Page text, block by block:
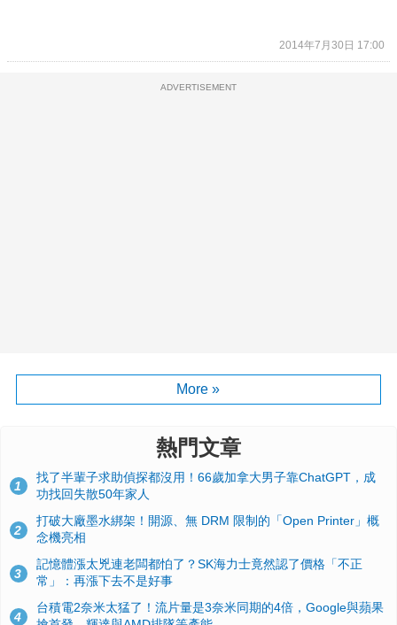
2014年7月30日 17:00
ADVERTISEMENT
More »
熱門文章
1
找了半輩子求助偵探都沒用！66歲加拿大男子靠ChatGPT，成
功找回失散50年家人
2
打破大廠墨水綁架！開源、無 DRM 限制的「Open Printer」概
念機亮相
3
記憶體漲太兇連老闆都怕了？SK海力士竟然認了價格「不正
常」：再漲下去不是好事
4
台積電2奈米太猛了！流片量是3奈米同期的4倍，Google與蘋果